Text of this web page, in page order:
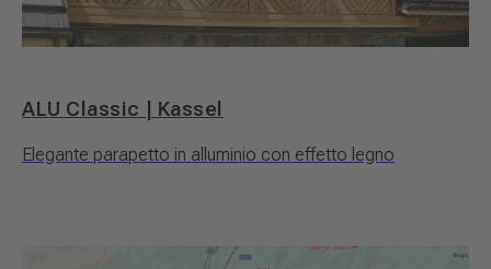
ALU Classic | Kassel
Elegante parapetto in alluminio con effetto legno